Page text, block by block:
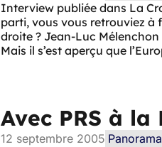
Interview publiée dans La
parti, vous vous retrouviez à
droite ? Jean-Luc
Mais il s’est aperçu que
Avec PRS à la
12 septembre 2005